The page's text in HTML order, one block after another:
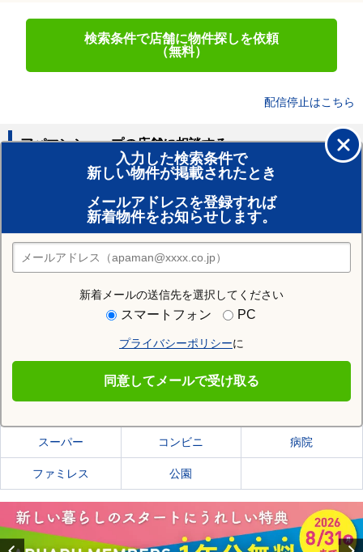
検索条件で店舗に物件探しを依頼
（無料）
配信停止はこちら
入力した検索条件で
新しい物件が掲載されたとき
メールアドレスを登録すれば
新着物件をお知らせします。
新着メールの送信先を選択してください
スマートフォン PC
プライバシーポリシーに
同意してメールで受け取る
アパマンショップの店舗に相談する
賃貸のプロがお部屋探し！
おまかせ物件リクエスト
住みたい街の店舗を探す
店舗検索
住む街研究所で米沢市の情報を見る
米沢市の施設一覧
スーパー コンビニ 病院
ファミレス 公園